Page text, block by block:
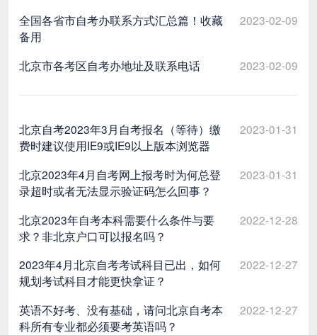
全国各省市自考办联系方式汇总篇！收藏
备用
2023-02-09
北京市各考区自考办地址及联系电话 2023-02-09
北京自考2023年3月自考报名（等待）缴
费时建议使用IE9或IE9以上版本浏览器
2023-01-31
北京2023年4月自考网上报考时为何总登
录超时或者无法显示验证码怎么回事？
2023-01-31
北京2023年自考本科需要什么条件与要
求？非北京户口可以报名吗？
2022-12-28
2023年4月北京自考考试科目已出，如何
规划考试科目才能更快拿证？
2022-12-27
英语不好考、没有基础，请问北京自考本
科所有专业都必须要考英语吗？
2022-12-27